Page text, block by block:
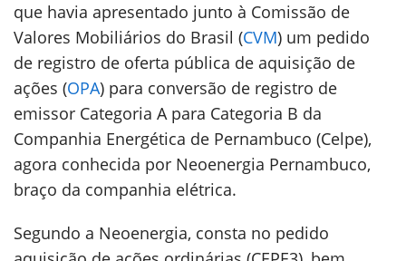
que havia apresentado junto à Comissão de
Valores Mobiliários do Brasil (CVM) um pedido
de registro de oferta pública de aquisição de
ações (OPA) para conversão de registro de
emissor Categoria A para Categoria B da
Companhia Energética de Pernambuco (Celpe),
agora conhecida por Neoenergia Pernambuco,
braço da companhia elétrica.
Segundo a Neoenergia, consta no pedido